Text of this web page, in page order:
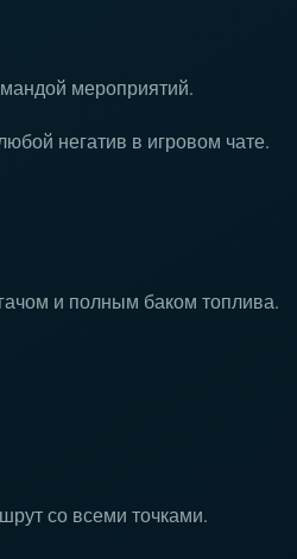
мероприятий.
негатив в игровом чате.
и полным баком топлива.
со всеми точками.